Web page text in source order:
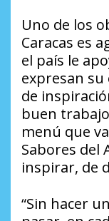
Uno de los
Caracas es
el país le
expresan
de
buen
menú que
Sabores del
inspirar, de
“Sin hacer